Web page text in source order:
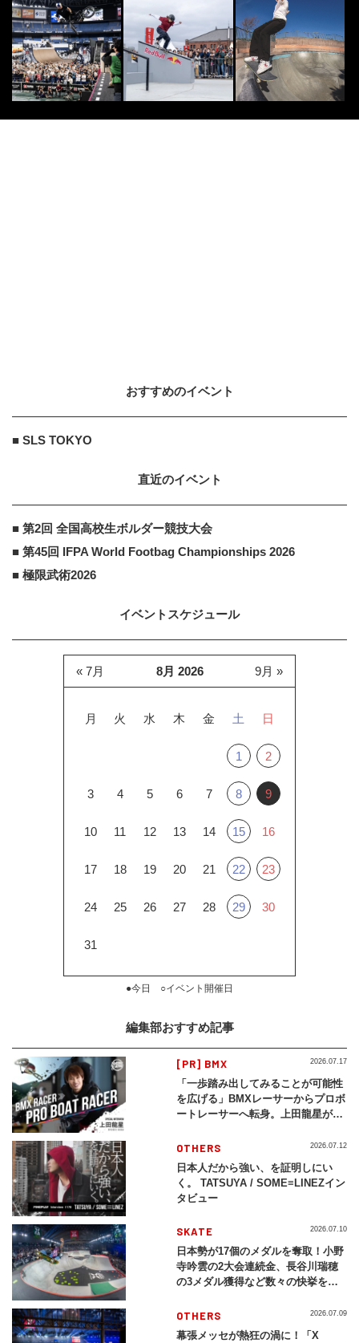
白馬観光開発が「白馬のオールシー
ズンマウンテンリゾート化 」に向
けた事業戦略を発...
2019.3.19
10 CULTURE
「エア ジョーダン 1って何がいい
おすすめのイベント
■ SLS TOKYO
直近のイベント
■ 第2回 全国高校生ボルダー競技大会
■ 第45回 IFPA World Footbag Championships 2026
■ 極限武術2026
イベントスケジュール
8月 2026
月 火 水 木 金 土 日
1 2
3 4 5 6 7 8 9
10 11 12 13 14 15 16
17 18 19 20 21 22 23
24 25 26 27 28 29 30
31
« 7月 9月 »
●今日 ○イベント開催日
編集部おすすめ記事
[PR] BMX
「一歩踏み出してみることが可能性
を広げる」BMXレーサーからプロボ
ートレーサーへ転身。上田龍星が体
2026.07.17
OTHERS
日本人だから強い、を証明しにい
く。 TATSUYA / SOME≡LINEZイン
タビュー
2026.07.12
SKATE
日本勢が17個のメダルを奪取！小野
寺吟雲の2大会連続金、長谷川瑞穂
の3メダル獲得など数々の快挙をプ
2026」
2026.07.10
OTHERS
幕張メッセが熱狂の渦に！「X
2026.07.09